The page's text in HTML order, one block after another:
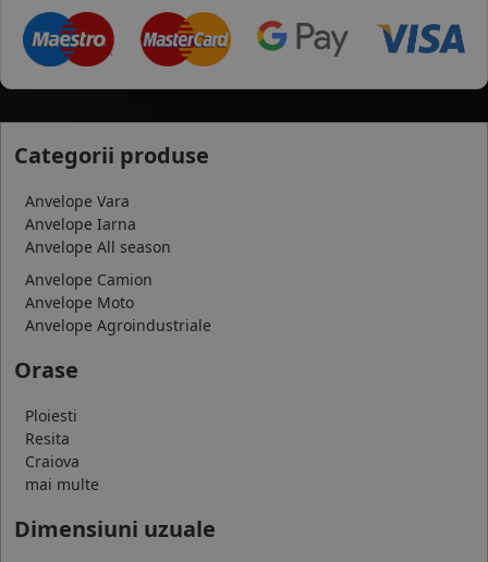
Categorii produse
Anvelope Vara
Anvelope Iarna
Anvelope All season
Anvelope Camion
Anvelope Moto
Anvelope Agroindustriale
Orase
Ploiesti
Resita
Craiova
mai multe
Dimensiuni uzuale